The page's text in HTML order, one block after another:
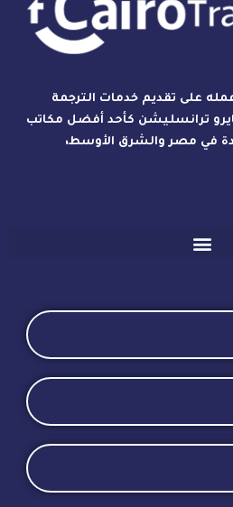
على تقديم خدمات الترجمة
ترانسليشن كأحد أفضل مكاتب
في مصر والشرق الأوسط،